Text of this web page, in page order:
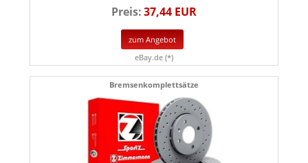
Preis:37,44 EUR
zum Angebot
eBay.de (*)
Bremsenkomplettsätze